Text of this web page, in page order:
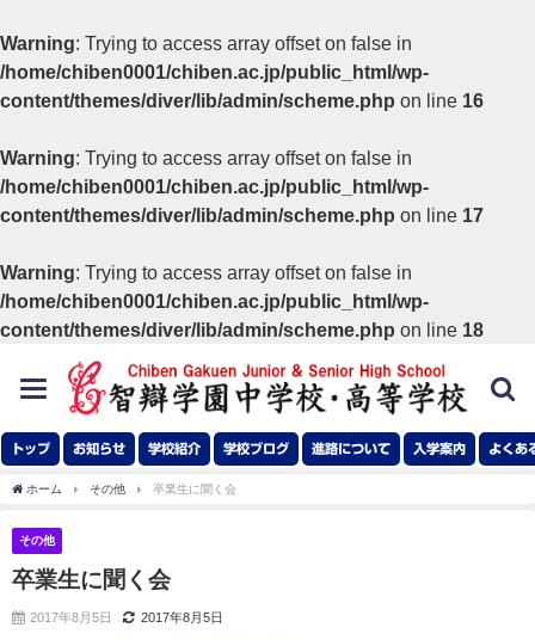
Warning: Trying to access array offset on false in
/home/chiben0001/chiben.ac.jp/public_html/wp-
content/themes/diver/lib/admin/scheme.php on line 16
Warning: Trying to access array offset on false in
/home/chiben0001/chiben.ac.jp/public_html/wp-
content/themes/diver/lib/admin/scheme.php on line 17
Warning: Trying to access array offset on false in
/home/chiben0001/chiben.ac.jp/public_html/wp-
content/themes/diver/lib/admin/scheme.php on line 18
toggle
navigation
トップ お知らせ 学校紹介 学校ブログ 進路について 入学案内 よくあ
ホーム その他 卒業生に聞く会
その他
卒業生に聞く会
2017年8月5日 2017年8月5日